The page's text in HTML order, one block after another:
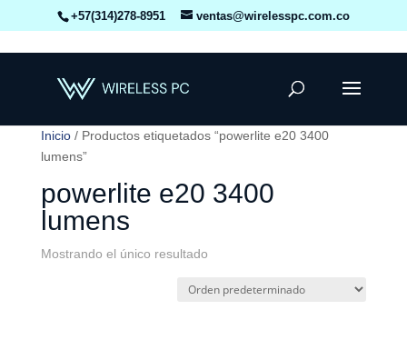
+57(314)278-8951 ventas@wirelesspc.com.co
Inicio/ Productos etiquetados “powerlite e20 3400
lumens”
powerlite e20 3400
lumens
Mostrando el único resultado